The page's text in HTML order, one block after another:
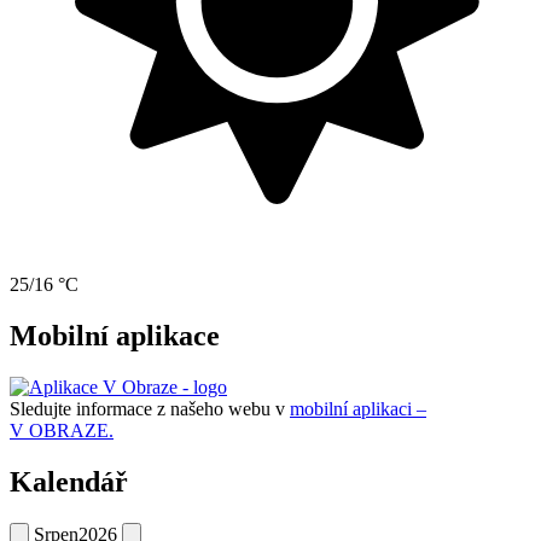
25/16 °C
Mobilní aplikace
Sledujte informace z našeho webu v mobilní aplikaci –
V OBRAZE.
Kalendář
Srpen2026